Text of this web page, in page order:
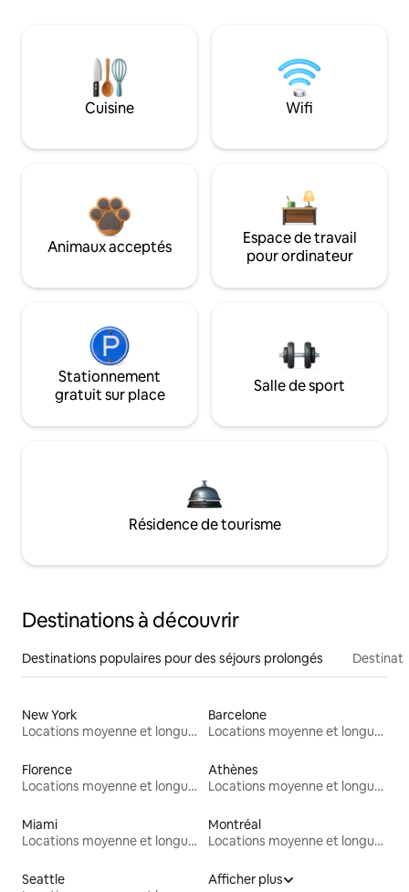
Cuisine Wifi
Animaux acceptés
Espace de travail
pour ordinateur
Stationnement
gratuit sur place
Salle de sport
Résidence de tourisme
Destinations à découvrir
Destinations populaires pour des séjours prolongés
New York
Locations moyenne et longue durée
Barcelone
Locations moyenne et longue durée
Florence
Locations moyenne et longue durée
Athènes
Locations moyenne et longue durée
Miami
Locations moyenne et longue durée
Montréal
Locations moyenne et longue durée
Seattle
Afficher plus